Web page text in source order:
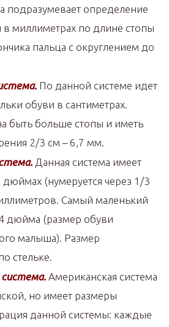
подразумевает определение
в миллиметрах по длине стопы
пальца с округлением до
По данной системе идет
обуви в сантиметрах.
быть больше стопы и иметь
2/3 см – 6,7 мм.
Данная система имеет
дюймах (нумеруется через 1/3
Самый маленький
дюйма (размер обуви
малыша). Размер
стельке.
Американская система
но имеет размеры
данной системы: каждые